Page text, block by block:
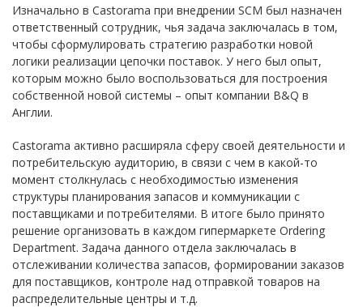
Изначально в Castorama при внедрении SCM был назначен
ответственный сотрудник, чья задача заключалась в том,
чтобы сформулировать стратегию разработки новой
логики реализации цепочки поставок. У него был опыт,
которым можно было воспользоваться для построения
собственной новой системы – опыт компании B&Q в
Англии.
Castorama активно расширяла сферу своей деятельности и
потребительскую аудиторию, в связи с чем в какой-то
момент столкнулась с необходимостью изменения
структуры планирования запасов и коммуникации с
поставщиками и потребителями. В итоге было принято
решение организовать в каждом гипермаркете Ordering
Department. Задача данного отдела заключалась в
отслеживании количества запасов, формировании заказов
для поставщиков, контроле над отправкой товаров на
распределительные центры и т.д.